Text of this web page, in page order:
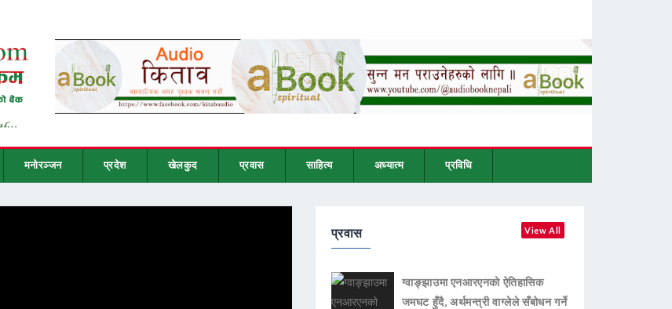
मनोरञ्जन प्रदेश खेलकुद प्रवास साहित्य अध्यात्म प्रविधि
प्रवास View All
ग्वाङ्झाउमा एनआरएनको ऐतिहासिक
जमघट हुँदै, अर्थमन्त्री वाग्लेले सँबोधन गर्ने